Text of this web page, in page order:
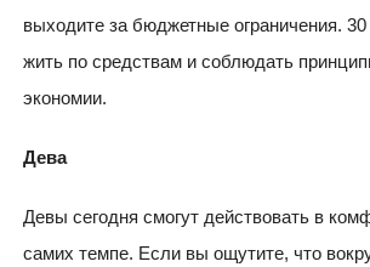
выходите за бюджетные ограничения.
жить по средствам и соблюдать
экономии.
Дева
Девы сегодня смогут действовать в
самих темпе. Если вы ощутите, что